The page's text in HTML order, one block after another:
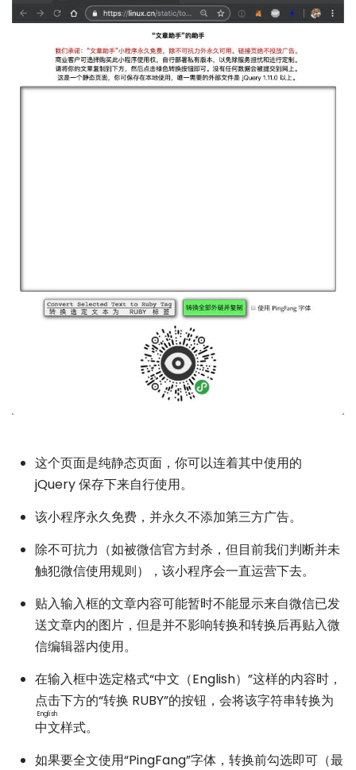
这个页面是纯静态页面，你可以连着其中使用的
jQuery 保存下来自行使用。
该小程序永久免费，并永久不添加第三方广告。
除不可抗力（如被微信官方封杀，但目前我们判断并未
触犯微信使用规则），该小程序会一直运营下去。
贴入输入框的文章内容可能暂时不能显示来自微信已发
送文章内的图片，但是并不影响转换和转换后再贴入微
信编辑器内使用。
在输入框中选定格式“中文（English）”这样的内容时，
点击下方的“转换 RUBY”的按钮，会将该字符串转换为
中文
English
样式。
如果要全文使用“PingFang”字体，转换前勾选即可（最